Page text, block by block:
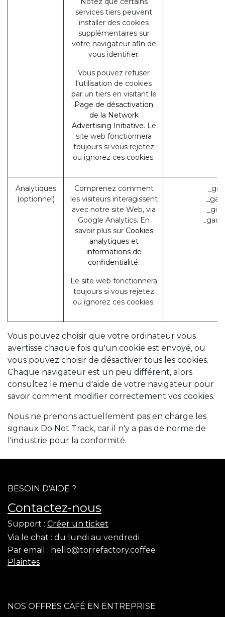
services tiers peuvent
installer des cookies
supplémentaires sur
votre navigateur afin de
vous identifier.
Vous pouvez refuser
l'utilisation de cookies
par un tiers en visitant le
Page de désactivation
de la Network
Advertising Initiative. Le
site web fonctionnera
toujours si vous rejetez
ou ignorez ces cookies.
Analytiques
(optionnel)
Comprenez comment
les visiteurs interagissent
avec notre site Web, via
Google Analytics. En
savoir plus sur Cookies
analytiques et
informations de
confidentialité.
Le site web fonctionnera
toujours si vous rejetez
ou ignorez ces cookies.
Vous pouvez choisir que votre ordinateur vous
avertisse chaque fois qu'un cookie est envoyé, ou
vous pouvez choisir de désactiver tous les cookies.
Chaque navigateur est un peu différent, alors
consultez le menu d'aide de votre navigateur pour
savoir comment modifier correctement vos cookies.
Nous ne prenons actuellement pas en charge les
signaux Do Not Track, car il n'y a pas de norme de
l'industrie pour la conformité.
BESOIN D'AIDE ?
Contactez-nous
Support : Créer un ticket
Via le chat : du lundi au vendredi
Par email : hello@torrefactory.coffee
Plaintes
NOS OFFRES CAFÉ EN ENTREPRISE